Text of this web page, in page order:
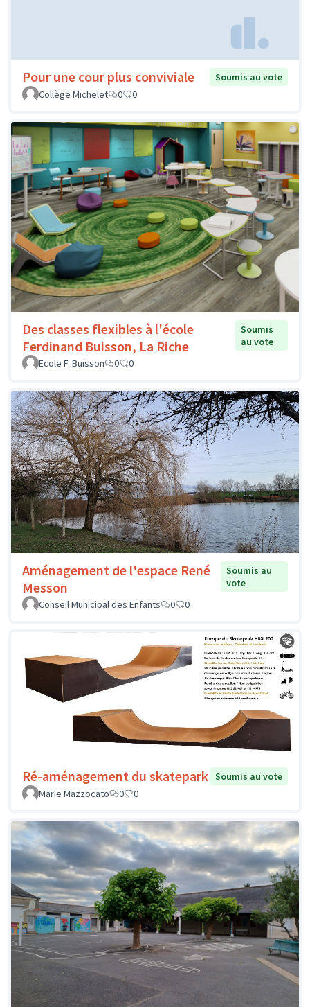
Pour une cour plus conviviale
Soumis au vote
Collège Michelet
0 0
Des classes flexibles à l'école
Ferdinand Buisson, La Riche
Soumis
au vote
Ecole F. Buisson
0 0
Aménagement de l'espace René
Messon
Soumis au
vote
Conseil Municipal des Enfants
0 0
Ré-aménagement du skatepark Soumis au vote
Marie Mazzocato
0 0